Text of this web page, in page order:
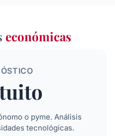
económicas
o pyme. Análisis
tecnológicas.